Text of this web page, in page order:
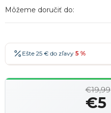
Môžeme doručiť do:
Ešte 25 € do zľavy 5 %
€19,99
€5